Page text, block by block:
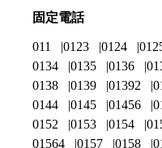
固定電話
011 0123 0124
0134
0135 0136
0138
0139 01392
0144
0145 01456
0152
0153 0154
01564
0157 0158